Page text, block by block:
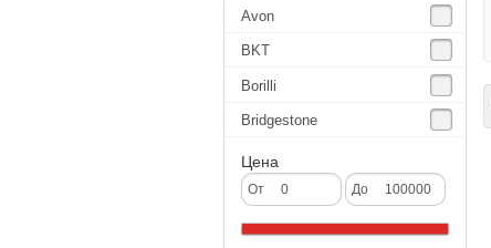
Avon
BKT
Borilli
Bridgestone
Continental
CST
Deestone
Цена
От До